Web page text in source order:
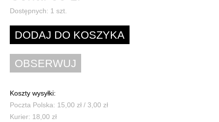
Dostępnych: 1 szt.
Koszty wysyłki:
Poczta Polska: 15,00 zł / 3,00 zł
Kurier: 18,00 zł